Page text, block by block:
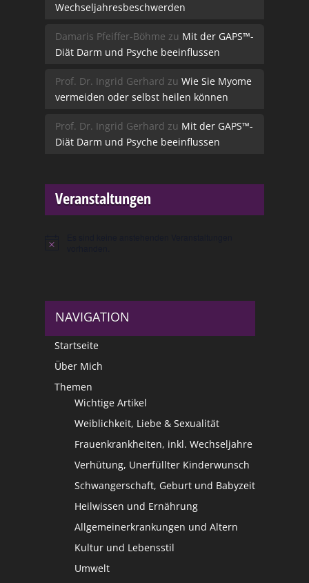
Wechseljahresbeschwerden
Damaris Pfeiffer-Böhme zu Mit der GAPS™-
Diät Darm und Psyche beeinflussen
Prof. Dr. Ingrid Gerhard zu Wie Sie Myome
vermeiden oder selbst heilen können
Prof. Dr. Ingrid Gerhard zu Mit der GAPS™-
Diät Darm und Psyche beeinflussen
Veranstaltungen
Hinweis
NAVIGATION
Startseite
Über Mich
Themen
Wichtige Artikel
Weiblichkeit, Liebe & Sexualität
Frauenkrankheiten, inkl. Wechseljahre
Verhütung, Unerfüllter Kinderwunsch
Schwangerschaft, Geburt und Babyzeit
Heilwissen und Ernährung
Allgemeinerkrankungen und Altern
Kultur und Lebensstil
Umwelt